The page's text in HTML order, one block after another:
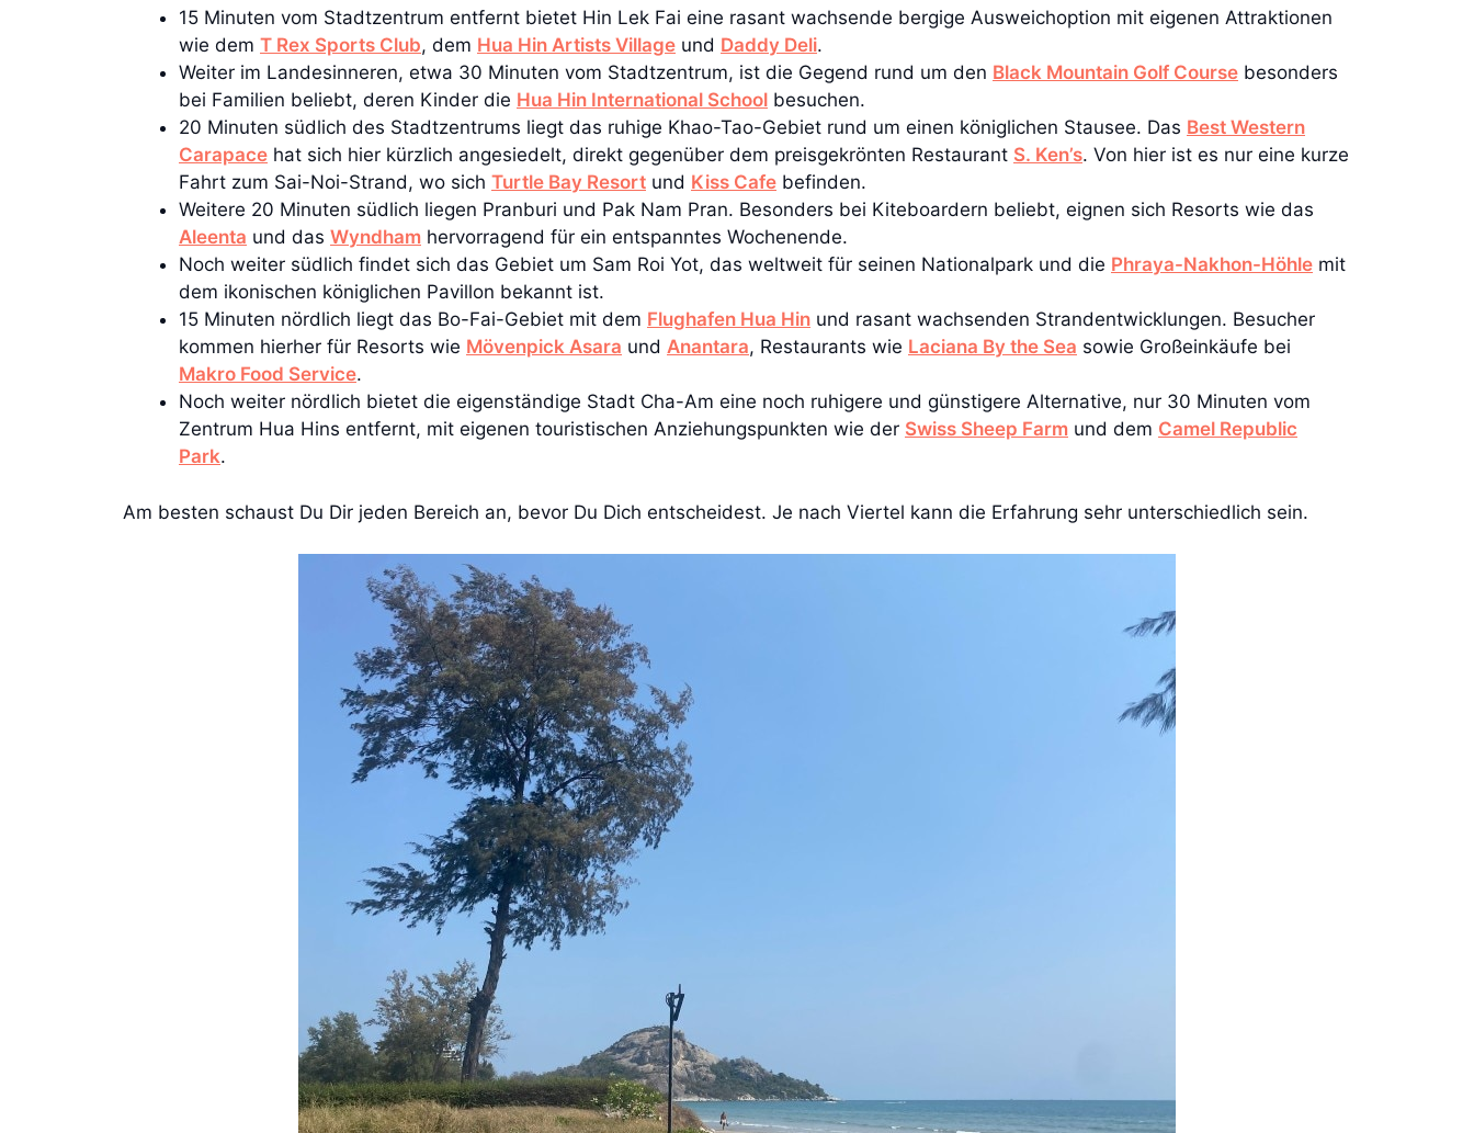
15 Minuten vom Stadtzentrum entfernt bietet Hin Lek Fai eine rasant wachsende bergige Ausweichoption mit eigenen Attraktionen
wie dem T Rex Sports Club, dem Hua Hin Artists Village und Daddy Deli.
Weiter im Landesinneren, etwa 30 Minuten vom Stadtzentrum, ist die Gegend rund um den Black Mountain Golf Course besonders
bei Familien beliebt, deren Kinder die Hua Hin International School besuchen.
20 Minuten südlich des Stadtzentrums liegt das ruhige Khao-Tao-Gebiet rund um einen königlichen Stausee. Das Best Western
Carapace hat sich hier kürzlich angesiedelt, direkt gegenüber dem preisgekrönten Restaurant S. Ken’s. Von hier ist es nur eine kurze
Fahrt zum Sai-Noi-Strand, wo sich Turtle Bay Resort und Kiss Cafe befinden.
Weitere 20 Minuten südlich liegen Pranburi und Pak Nam Pran. Besonders bei Kiteboardern beliebt, eignen sich Resorts wie das
Aleenta und das Wyndham hervorragend für ein entspanntes Wochenende.
Noch weiter südlich findet sich das Gebiet um Sam Roi Yot, das weltweit für seinen Nationalpark und die Phraya-Nakhon-Höhle mit
dem ikonischen königlichen Pavillon bekannt ist.
15 Minuten nördlich liegt das Bo-Fai-Gebiet mit dem Flughafen Hua Hin und rasant wachsenden Strandentwicklungen. Besucher
kommen hierher für Resorts wie Mövenpick Asara und Anantara, Restaurants wie Laciana By the Sea sowie Großeinkäufe bei
Makro Food Service.
Noch weiter nördlich bietet die eigenständige Stadt Cha-Am eine noch ruhigere und günstigere Alternative, nur 30 Minuten vom
Zentrum Hua Hins entfernt, mit eigenen touristischen Anziehungspunkten wie der Swiss Sheep Farm und dem Camel Republic
Park.
Am besten schaust Du Dir jeden Bereich an, bevor Du Dich entscheidest. Je nach Viertel kann die Erfahrung sehr unterschiedlich sein.